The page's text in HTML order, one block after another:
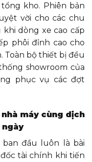
tổng kho. Phiên bản
vời cho các chu
dòng xe cao cấp
phôi đỉnh cao cho
Toàn bộ thiết bị đều
showroom của
phục vụ các đợt
máy cùng dịch
đầu luôn là bài
tài chính khi tiến